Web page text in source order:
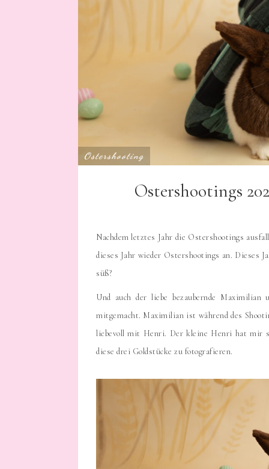
Ostershooting
Ostershootings
Nachdem letztes Jahr die Ostershootings
dieses Jahr wieder Ostershootings an. Dieses
süß?
Und auch der liebe bezaubernde
mitgemacht. Maximilian ist während des
liebevoll mit Henri. Der kleine Henri hat mir
diese drei Goldstücke zu fotografieren.